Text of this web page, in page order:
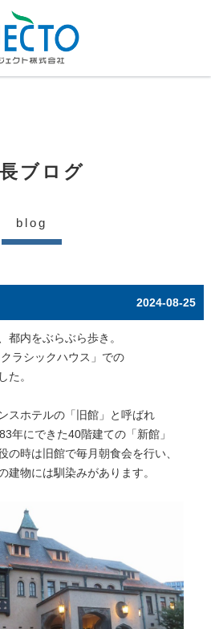
ブログ
blog
2024-08-25
都内をぶらぶら歩き。
ラシックハウス」での
た。
スホテルの「旧館」と呼ばれ
年にできた40階建ての「新館」
の時は旧館で毎月朝食会を行い、
建物には馴染みがあります。